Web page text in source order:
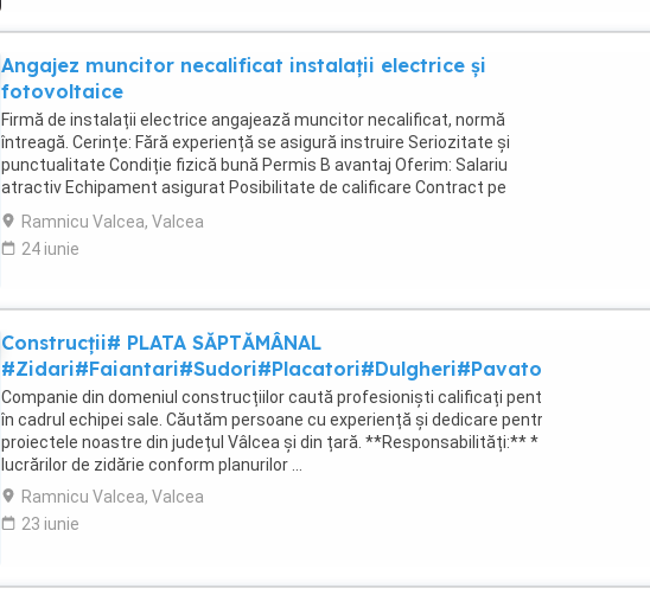
Angajez muncitor necalificat instalații electrice și
fotovoltaice
Firmă de instalații electrice angajează muncitor necalificat, normă
întreagă. Cerințe: Fără experiență se asigură instruire Seriozitate și
punctualitate Condiție fizică bună Permis B avantaj Oferim: Salariu
atractiv Echipament asigurat Posibilitate de calificare Contract pe
perioadă nedeterminată Contact: ...
Ramnicu Valcea, Valcea
24 iunie
Construcții# PLATA SĂPTĂMÂNAL
#Zidari#Faiantari#Sudori#Placatori#Dulgheri#Pavatori#Romania
Companie din domeniul construcțiilor caută profesioniști calificați pentru diverse roluri
în cadrul echipei sale. Căutăm persoane cu experiență și dedicare pentru a contribui la
proiectele noastre din județul Vâlcea și din țară. **Responsabilități:** * Executarea
lucrărilor de zidărie conform planurilor ...
Ramnicu Valcea, Valcea
23 iunie